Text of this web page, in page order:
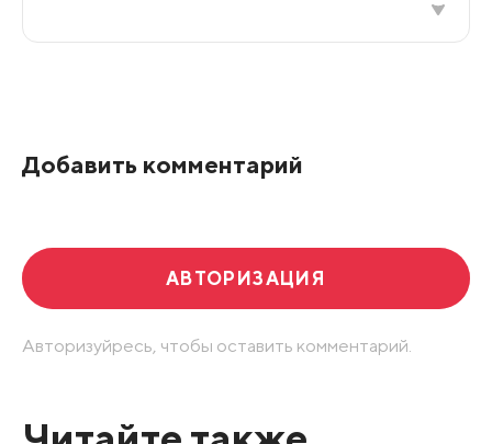
Добавить комментарий
АВТОРИЗАЦИЯ
Авторизуйресь, чтобы оставить комментарий.